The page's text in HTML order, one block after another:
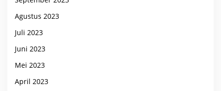
Agustus 2023
Juli 2023
Juni 2023
Mei 2023
April 2023